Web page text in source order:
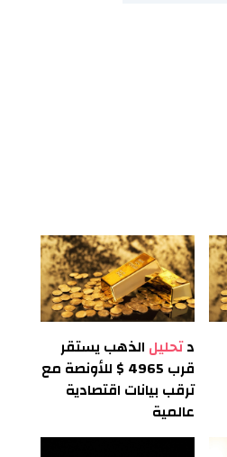
دتحليل الذهب يستقر
قرب 4965 $ للأونصة مع
ترقب بيانات اقتصادية
عالمية